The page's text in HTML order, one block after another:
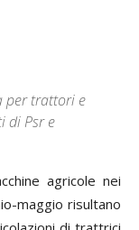
per trattori e
di Psr e
agricole nei
maggio risultano